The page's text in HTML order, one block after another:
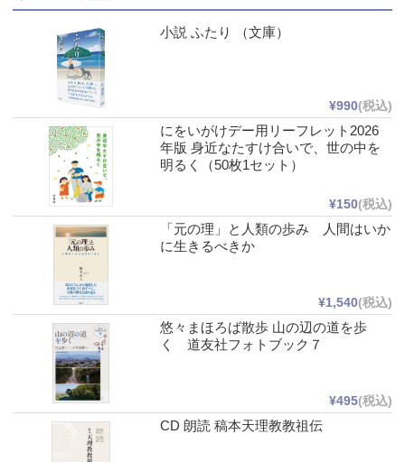
小説 ふたり （文庫）
¥990(税込)
にをいがけデー用リーフレット2026
年版 身近なたすけ合いで、世の中を
明るく（50枚1セット）
¥150(税込)
「元の理」と人類の歩み 人間はいか
に生きるべきか
¥1,540(税込)
悠々まほろば散歩 山の辺の道を歩
く 道友社フォトブック７
¥495(税込)
CD 朗読 稿本天理教教祖伝